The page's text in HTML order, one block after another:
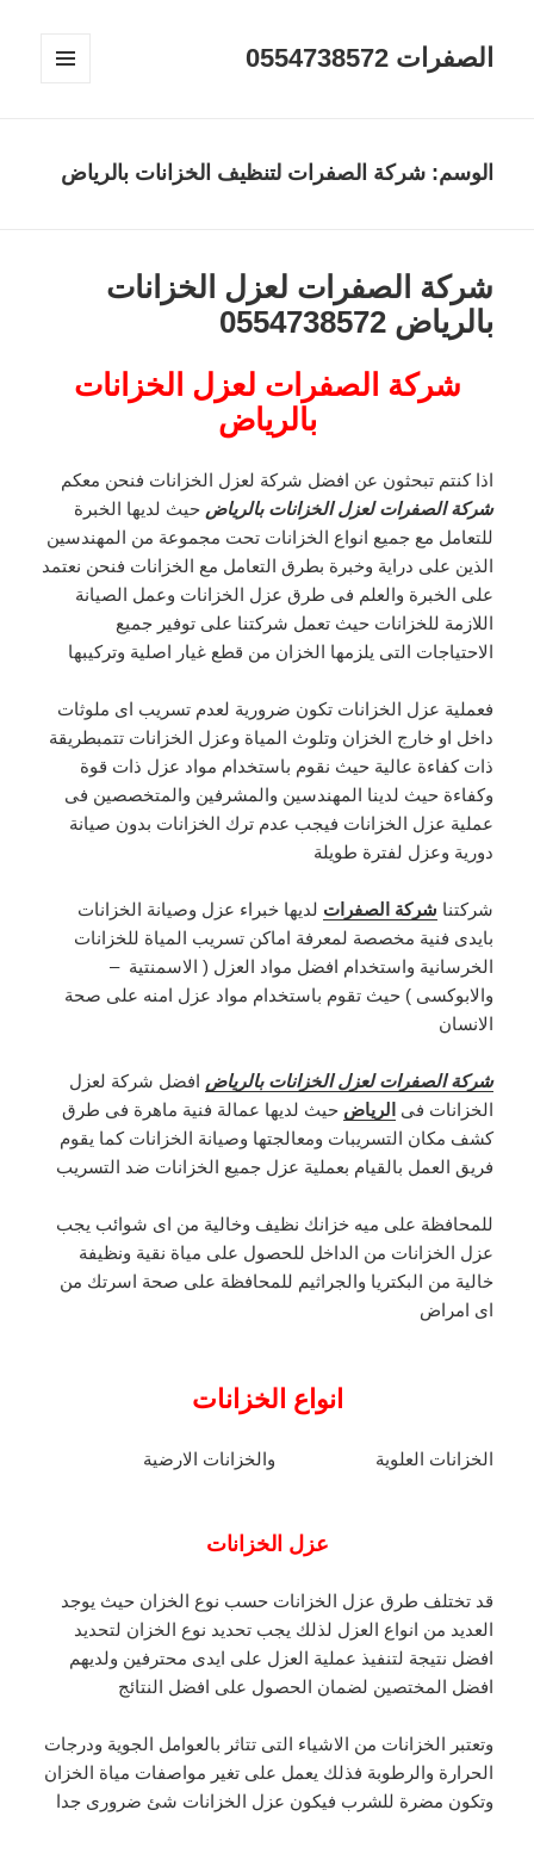
الصفرات 0554738572
الوسم:شركة الصفرات لتنظيف الخزانات بالرياض
شركة الصفرات لعزل الخزانات
بالرياض 0554738572
شركة الصفرات لعزل الخزانات
بالرياض
اذا كنتم تبحثون عن افضل شركة لعزل الخزانات فنحن معكم
شركة الصفرات لعزل الخزانات بالرياض حيث لديها الخبرة
للتعامل مع جميع انواع الخزانات تحت مجموعة من المهندسين
الذين على دراية وخبرة بطرق التعامل مع الخزانات فنحن نعتمد
على الخبرة والعلم فى طرق عزل الخزانات وعمل الصيانة
اللازمة للخزانات حيث تعمل شركتنا على توفير جميع
الاحتياجات التى يلزمها الخزان من قطع غيار اصلية وتركيبها
فعملية عزل الخزانات تكون ضرورية لعدم تسريب اى ملوثات
داخل او خارج الخزان وتلوث المياة وعزل الخزانات تتمبطريقة
ذات كفاءة عالية حيث نقوم باستخدام مواد عزل ذات قوة
وكفاءة حيث لدينا المهندسين والمشرفين والمتخصصين فى
عملية عزل الخزانات فيجب عدم ترك الخزانات بدون صيانة
دورية وعزل لفترة طويلة
شركتنا شركة الصفرات لديها خبراء عزل وصيانة الخزانات
بايدى فنية مخصصة لمعرفة اماكن تسريب المياة للخزانات
الخرسانية واستخدام افضل مواد العزل ( الاسمنتية –
والابوكسى ) حيث تقوم باستخدام مواد عزل امنه على صحة
الانسان
شركة الصفرات لعزل الخزانات بالرياض افضل شركة لعزل
الخزانات فى الرياض حيث لديها عمالة فنية ماهرة فى طرق
كشف مكان التسريبات ومعالجتها وصيانة الخزانات كما يقوم
فريق العمل بالقيام بعملية عزل جميع الخزانات ضد التسريب
للمحافظة على ميه خزانك نظيف وخالية من اى شوائب يجب
عزل الخزانات من الداخل للحصول على مياة نقية ونظيفة
خالية من البكتريا والجراثيم للمحافظة على صحة اسرتك من
اى امراض
انواع الخزانات
الخزانات العلوية والخزانات الارضية
عزل الخزانات
قد تختلف طرق عزل الخزانات حسب نوع الخزان حيث يوجد
العديد من انواع العزل لذلك يجب تحديد نوع الخزان لتحديد
افضل نتيجة لتنفيذ عملية العزل على ايدى محترفين ولديهم
افضل المختصين لضمان الحصول على افضل النتائج
وتعتبر الخزانات من الاشياء التى تتاثر بالعوامل الجوية ودرجات
الحرارة والرطوبة فذلك يعمل على تغير مواصفات مياة الخزان
وتكون مضرة للشرب فيكون عزل الخزانات شئ ضرورى جدا